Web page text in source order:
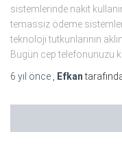
sistemlerinde nakit
temassız ödeme
teknoloji tutkunlarının
Bugün cep telefonunuzu
6 yıl önce Efkan